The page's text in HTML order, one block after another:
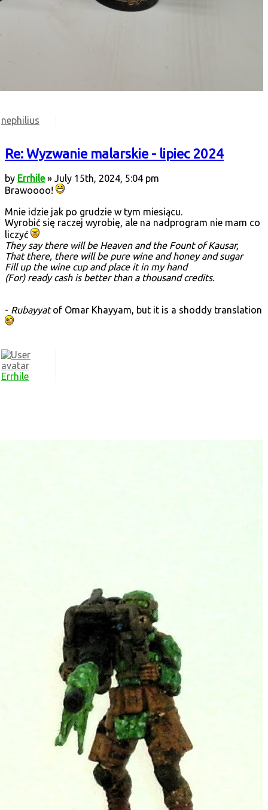
nephilius
Re: Wyzwanie malarskie - lipiec 2024
by Errhile» July 15th, 2024, 5:04 pm
Brawoooo!
Mnie idzie jak po grudzie w tym miesiącu.
Wyrobić się raczej wyrobię, ale na nadprogram nie mam co
liczyć
They say there will be Heaven and the Fount of Kausar,
That there, there will be pure wine and honey and sugar
Fill up the wine cup and place it in my hand
(For) ready cash is better than a thousand credits.
- Rubayyatof Omar Khayyam, but it is a shoddy translation
Errhile